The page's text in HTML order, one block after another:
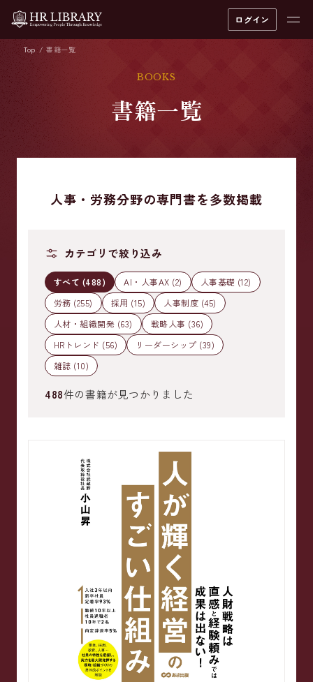
ログイン
Top 書籍一覧
BOOKS
書籍一覧
人事・労務分野の専門書を多数掲載
カテゴリで絞り込み
すべて (488) AI・人事AX (2)
人事基礎 (12)
労務 (255)
採用 (15)
人事制度 (45)
人材・組織開発 (63)
戦略人事 (36)
HRトレンド (56)
リーダーシップ (39)
雑誌 (10)
488件の書籍が見つかりました